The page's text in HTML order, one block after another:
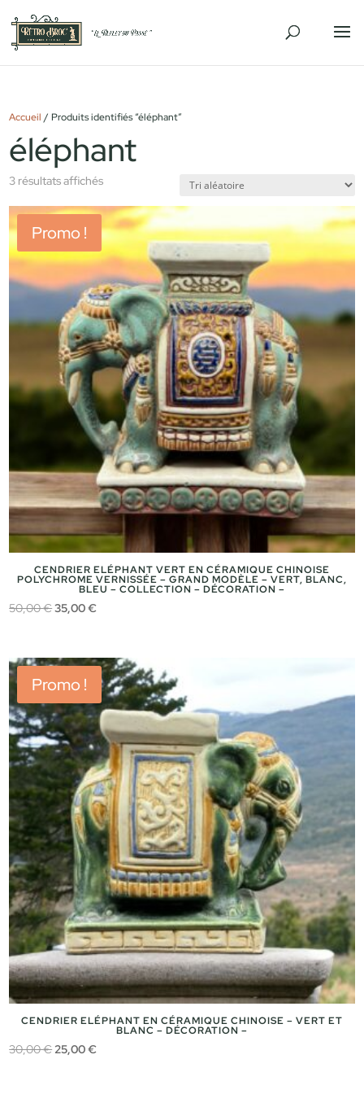
Accueil / Produits identifiés “éléphant”
éléphant
3 résultats affichés
Promo !
CENDRIER ELÉPHANT VERT EN CÉRAMIQUE CHINOISE
POLYCHROME VERNISSÉE – GRAND MODÈLE – VERT, BLANC,
BLEU – COLLECTION – DÉCORATION –
50,00€Le
était :
50,00 €.
35,00€Le
est :
35,00 €.
Promo !
CENDRIER ELÉPHANT EN CÉRAMIQUE CHINOISE – VERT ET
BLANC – DÉCORATION –
30,00€ Le
25,00€Le